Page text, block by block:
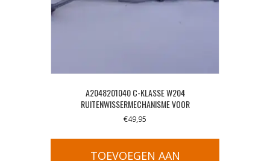
A2048201040 C-KLASSE W204
RUITENWISSERMECHANISME VOOR
€49,95
TOEVOEGEN AAN